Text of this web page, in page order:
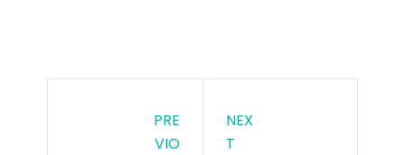
PRE
VIO
NEX
T